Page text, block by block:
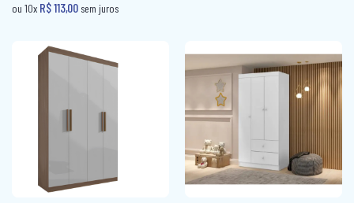
ROUPEIRO CASAL PORTA CORRER
ROUPEIRO PORTA COMUM
ROUPEIRO SOLTEIRO
ou 10xR$ 113,00sem